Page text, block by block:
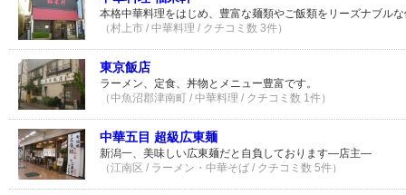
本格中華料理をはじめ、豊富な麺類やご飯類をリーズナブル
（村上市 / 中華料理 / クチコミ数 3件）
東京飯店
ラーメン、定食、丼物とメニュー豊富です。
（中魚沼郡津南町 / 中華料理 / クチコミ数 1件）
中華五目 超級広東麺
新潟一、美味しい広東麺だと自負しております―店主―
（江南区 / ラーメン・中華そば / クチコミ数 5件）